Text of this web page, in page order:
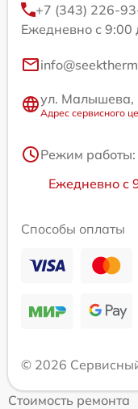
+7 (343) 226-
Ежедневно с 9:00
ул. Малышева,
Адрес сервисного
Режим работы:
Ежедневно с
Способы оплаты
© 2026
Стоимость ремонта